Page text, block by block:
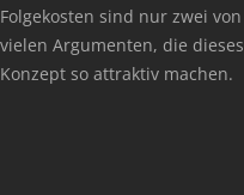
Folgekosten sind nur zwei von
vielen Argumenten, die dieses
Konzept so attraktiv machen.